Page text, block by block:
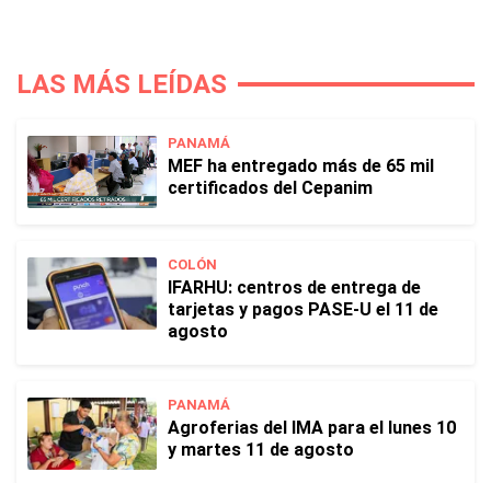
LAS MÁS LEÍDAS
PANAMÁ
MEF ha entregado más de 65 mil
certificados del Cepanim
COLÓN
IFARHU: centros de entrega de
tarjetas y pagos PASE-U el 11 de
agosto
PANAMÁ
Agroferias del IMA para el lunes 10
y martes 11 de agosto